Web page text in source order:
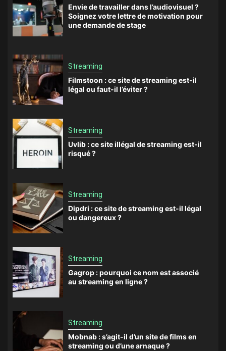
Envie de travailler dans l’audiovisuel ?
Soignez votre lettre de motivation pour
une demande de stage
Streaming
Filmstoon : ce site de streaming est-il
légal ou faut-il l’éviter ?
Streaming
Uvlib : ce site illégal de streaming est-il
risqué ?
Streaming
Dipdri : ce site de streaming est-il légal
ou dangereux ?
Streaming
Gagrop : pourquoi ce nom est associé
au streaming en ligne ?
Streaming
Mobnab : s’agit-il d’un site de films en
streaming ou d’une arnaque ?